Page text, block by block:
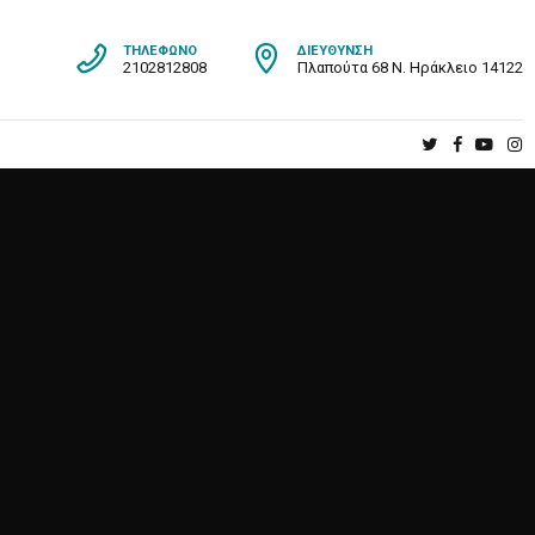
ΤΗΛΈΦΩΝΟ
2102812808
ΔΙΕΎΘΥΝΣΗ
Πλαπούτα 68 Ν. Ηράκλειο 14122